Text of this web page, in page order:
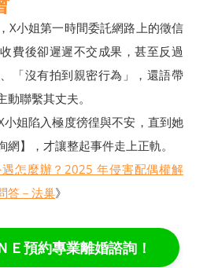
X小姐第一時間委託網路上的徵信
費後卻遲遲不交成果，甚至反過
「沒有拍到親密行為」，還語帶
聯繫其丈夫。
姐陷入極度徬徨與不安，直到她
】，才讓整起事件走上正軌。
遇怎麼辦？2025 年侵害配偶權解
答－法巢》
Ｅ預約專業離婚諮詢！